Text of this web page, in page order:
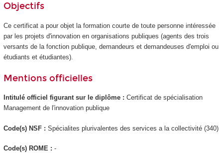
Objectifs
Ce certificat a pour objet la formation courte de toute personne intéressée
par les projets d'innovation en organisations publiques (agents des trois
versants de la fonction publique, demandeurs et demandeuses d'emploi ou
étudiants et étudiantes).
Mentions officielles
Intitulé officiel figurant sur le diplôme : Certificat de spécialisation
Management de l'innovation publique
Code(s) NSF : Spécialites plurivalentes des services a la collectivité (340)
Code(s) ROME : -